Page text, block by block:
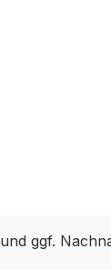
und ggf.